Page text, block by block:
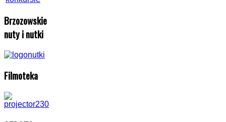
Brzozowskie
nuty i nutki
Filmoteka